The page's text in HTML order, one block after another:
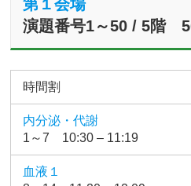
第１会場
演題番号1～50 / 5階
時間割
内分泌・代謝
1～7 10:30 – 11:19
血液１